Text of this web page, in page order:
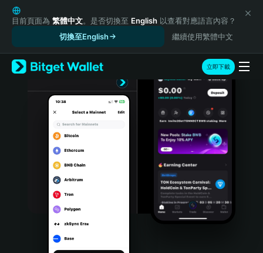
English
日本語
Русский
Español (Latinoamérica)
Türkçe
Português (Portugal)
Bahasa Indonesia
Português (Brasil)
目前頁面為 繁體中文。是否切換至 English 以查看對應語言內容？
切換至English
繼續使用繁體中文
立即下載